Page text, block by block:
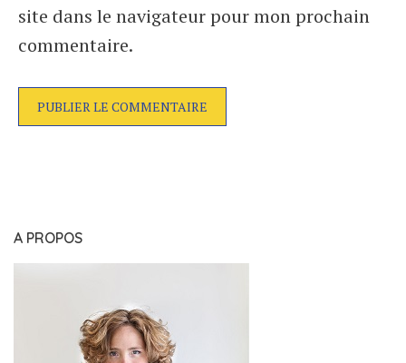
site dans le navigateur pour mon prochain
commentaire.
A PROPOS